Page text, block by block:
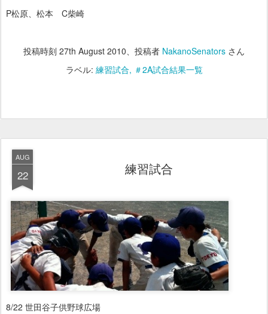
P松原、松本 C柴崎
投稿時刻 27th August 2010 、投稿者 NakanoSenators さん
ラベル: 練習試合 ＃2A試合結果一覧
AUG
22 練習試合
8/22 世田谷子供野球広場